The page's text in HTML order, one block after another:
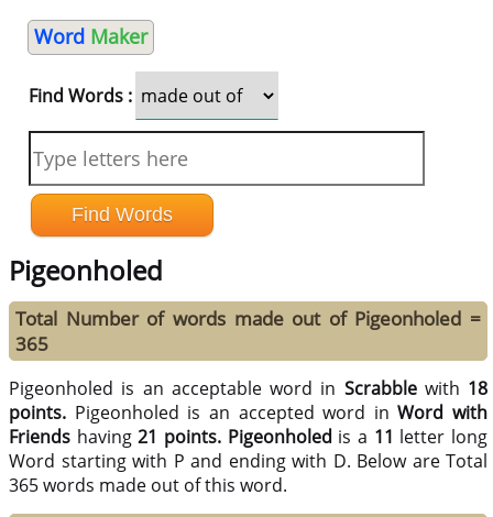
Word Maker
Find Words :
Pigeonholed
Total Number of words made out of Pigeonholed =
365
Pigeonholed is an acceptable word in Scrabblewith 18
points. Pigeonholed is an accepted word inWord with
Friends having21 points. Pigeonholed is a 11 letter long
Word starting with P and ending with D. Below are Total
365 words made out of this word.